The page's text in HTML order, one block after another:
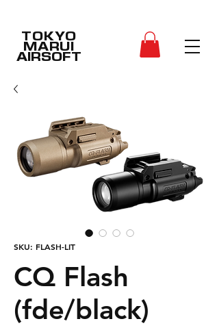
TOKYO
MARUI
AIRSOFT
SKU: FLASH-LIT
CQ Flash
(fde/black)